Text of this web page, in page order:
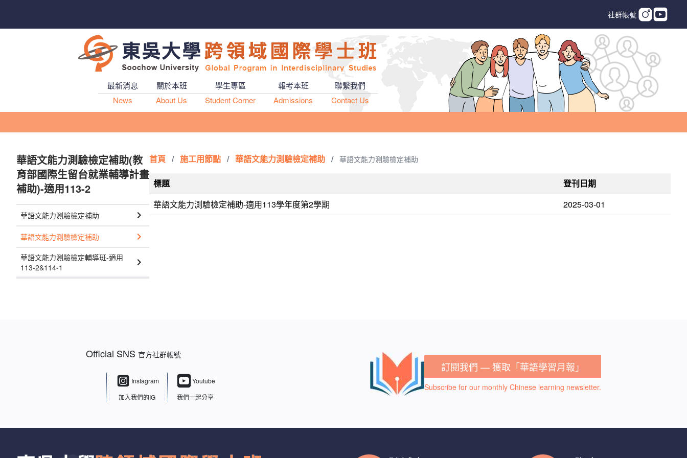
社群帳號
最新消息
News
關於本班
About Us
學生專區
Student Corner
報考本班
Admissions
聯繫我們
Contact Us
華語文能力測驗檢定補助(教
育部國際生留台就業輔導計畫
補助)-適用113-2
華語文能力測驗檢定補助
華語文能力測驗檢定補助
華語文能力測驗檢定輔導班-適用
113-2&114-1
首頁 / 施工用節點 / 華語文能力測驗檢定補助 / 華語文能力測驗檢定補助
標題
登刊日期
華語文能力測驗檢定補助-適用113學年度第2學期
2025-03-01
Official SNS 官方社群帳號
Instagram
加入我們的IG
Youtube
我們一起分享
訂閱我們 — 獲取「華語學習月報」
Subscribe for our monthly Chinese learning newsletter.